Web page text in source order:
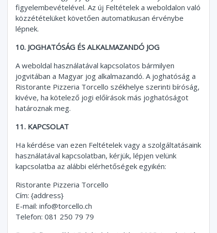
figyelembevételével. Az új Feltételek a weboldalon való
közzétételüket követően automatikusan érvénybe
lépnek.
10. JOGHATÓSÁG ÉS ALKALMAZANDÓ JOG
A weboldal használatával kapcsolatos bármilyen
jogvitában a Magyar jog alkalmazandó. A joghatóság a
Ristorante Pizzeria Torcello székhelye szerinti bíróság,
kivéve, ha kötelező jogi előírások más joghatóságot
határoznak meg.
11. KAPCSOLAT
Ha kérdése van ezen Feltételek vagy a szolgáltatásaink
használatával kapcsolatban, kérjük, lépjen velünk
kapcsolatba az alábbi elérhetőségek egyikén:
Ristorante Pizzeria Torcello
Cím: {address}
E-mail: info@torcello.ch
Telefon: 081 250 79 79